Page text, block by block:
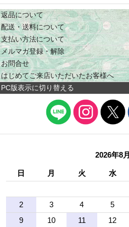
返品について
配送・送料について
支払い方法について
メルマガ登録・解除
お問合せ
はじめてご来店いただいたお客様へ
PC版表示に切り替える
2026年8月
日 月 火 水
2
3 4 5
9
10 11 12